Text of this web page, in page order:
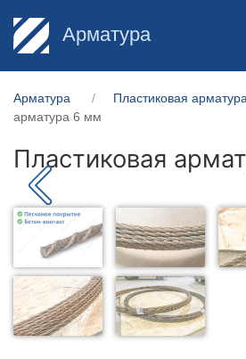
Арматура
Арматура Пластиковая арматура
арматура 6 мм
Пластиковая